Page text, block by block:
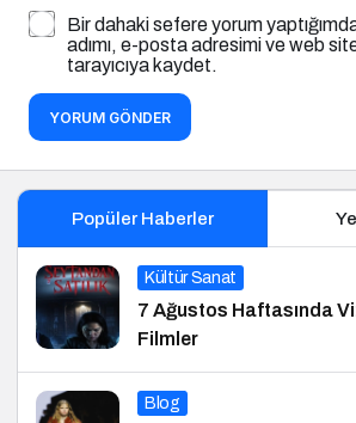
Bir dahaki sefere yorum
adımı, e-posta adresimi ve web
tarayıcıya kaydet.
YORUM GÖNDER
Popüler Haberler
Kültür Sanat
7 Ağustos Haftasında
Filmler
Blog